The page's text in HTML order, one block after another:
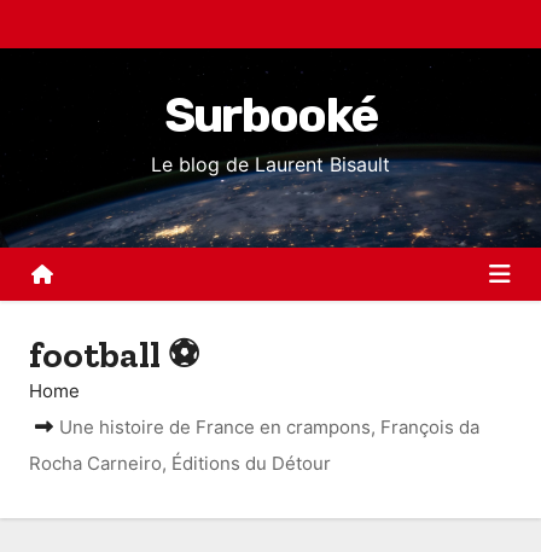
k
t
o
Surbooké
Le blog de Laurent Bisault
football ⚽
Home
Une histoire de France en crampons, François da
Rocha Carneiro, Éditions du Détour